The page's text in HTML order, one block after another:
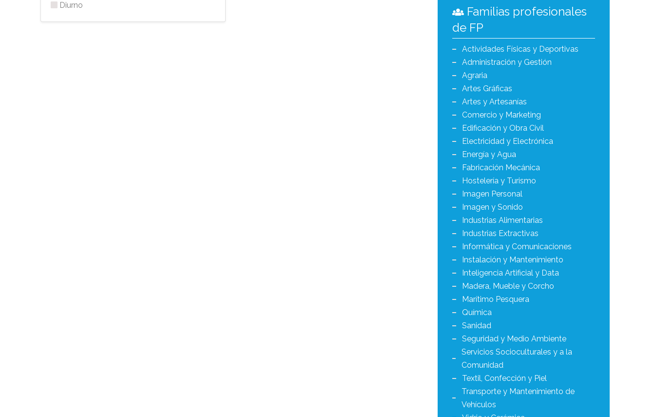
Diurno
Familias profesionales
de FP
Actividades Físicas y Deportivas
Administración y Gestión
Agraria
Artes Gráficas
Artes y Artesanías
Comercio y Marketing
Edificación y Obra Civil
Electricidad y Electrónica
Energía y Agua
Fabricación Mecánica
Hostelería y Turismo
Imagen Personal
Imagen y Sonido
Industrias Alimentarias
Industrias Extractivas
Informática y Comunicaciones
Instalación y Mantenimiento
Inteligencia Artificial y Data
Madera, Mueble y Corcho
Marítimo Pesquera
Química
Sanidad
Seguridad y Medio Ambiente
Servicios Socioculturales y a la
Comunidad
Textil, Confección y Piel
Transporte y Mantenimiento de
Vehículos